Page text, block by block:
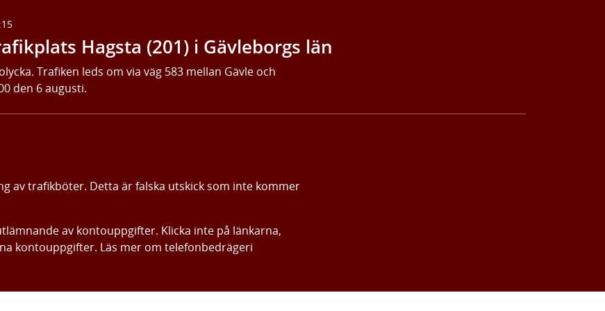
Hagsta (201) i Gävleborgs län
Trafiken leds om via väg 583 mellan Gävle och
den 6 augusti.
av trafikböter. Detta är falska utskick som inte kommer
av kontouppgifter. Klicka inte på länkarna,
kontouppgifter. Läs mer om telefonbedrägeri